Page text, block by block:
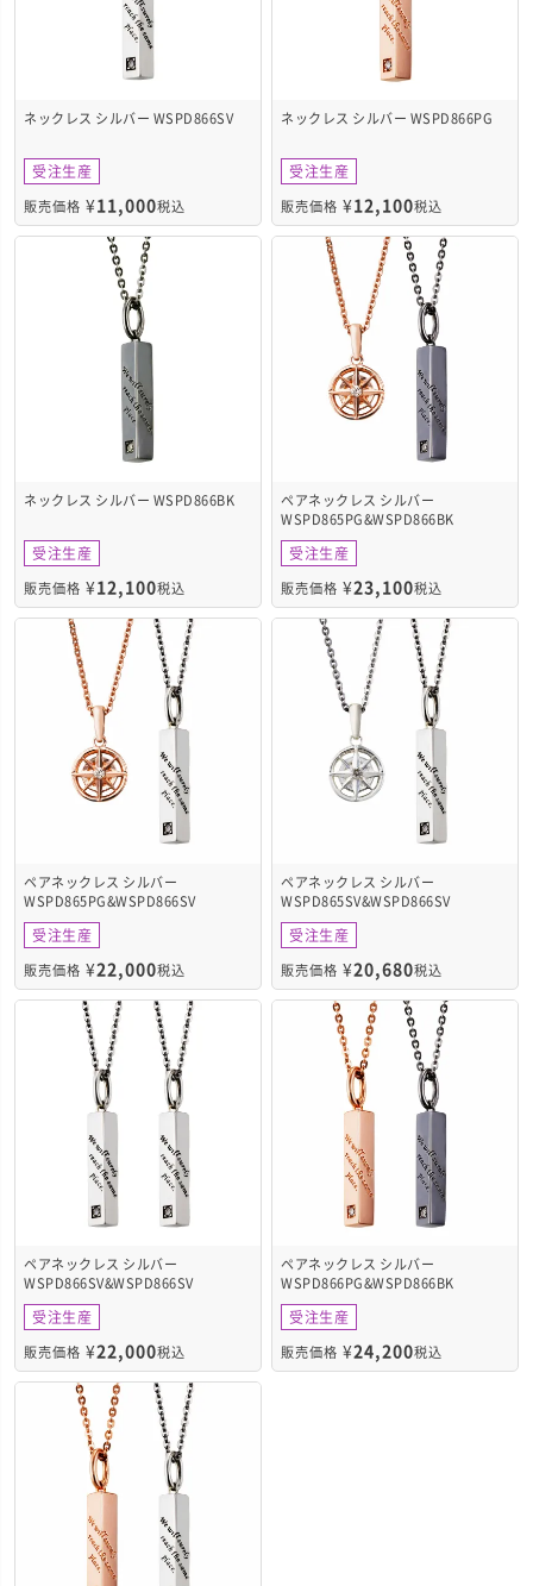
ネックレス シルバー WSPD866SV
受注生産
販売価格 ¥11,000税込
ネックレス シルバー WSPD866PG
受注生産
販売価格 ¥12,100税込
ネックレス シルバー WSPD866BK
受注生産
販売価格 ¥12,100税込
ペアネックレス シルバー
WSPD865PG&WSPD866BK
受注生産
販売価格 ¥23,100税込
ペアネックレス シルバー
WSPD865PG&WSPD866SV
受注生産
販売価格 ¥22,000税込
ペアネックレス シルバー
WSPD865SV&WSPD866SV
受注生産
販売価格 ¥20,680税込
ペアネックレス シルバー
WSPD866SV&WSPD866SV
受注生産
販売価格 ¥22,000税込
ペアネックレス シルバー
WSPD866PG&WSPD866BK
受注生産
販売価格 ¥24,200税込